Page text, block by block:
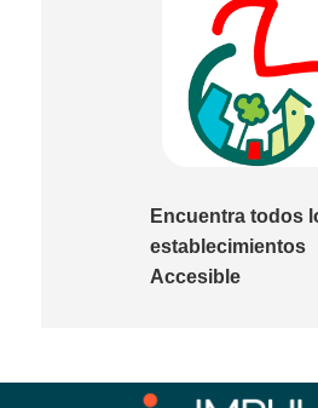
Encuentra todos
establecimientos
Accesible